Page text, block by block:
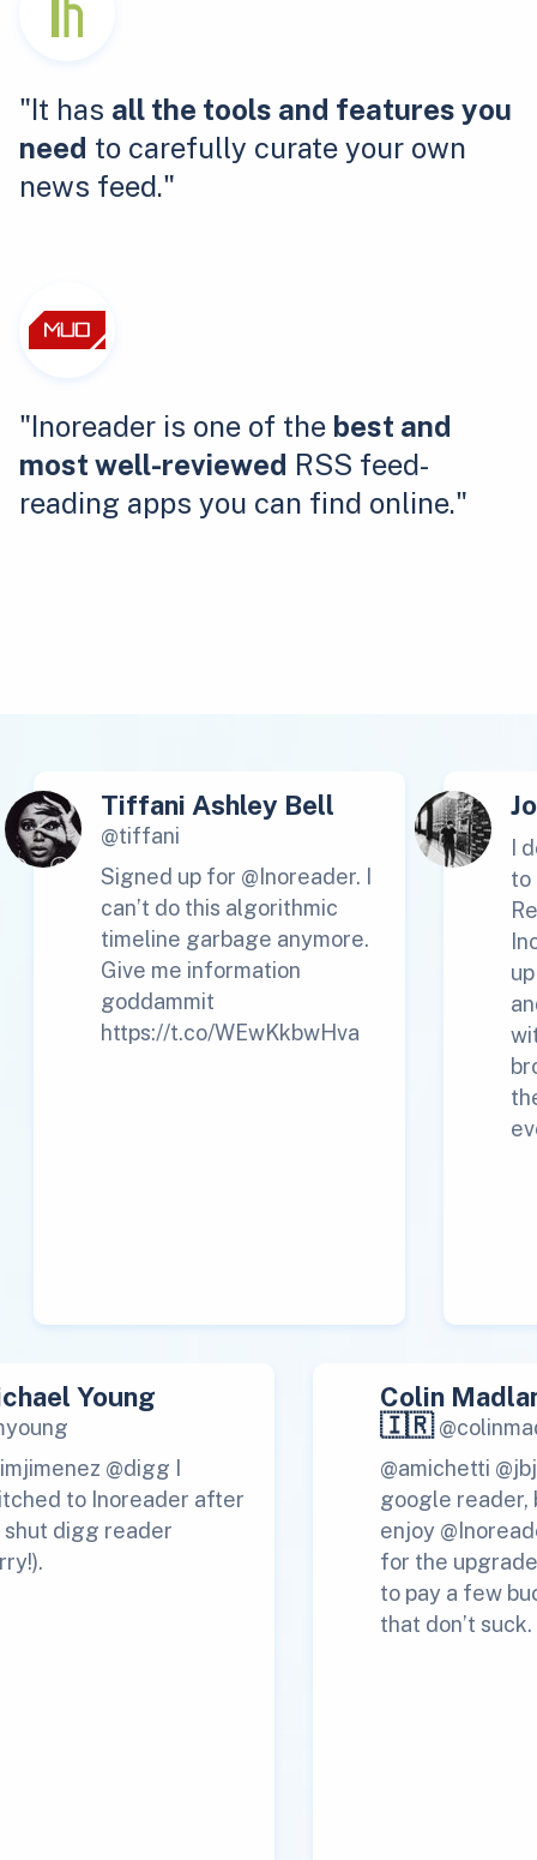
"It has all the tools and features you
need to carefully curate your own
news feed."
"Inoreader is one of the best and
most well-reviewed RSS feed-
reading apps you can find online."
Tiffani Ashley Bell
@tiffani
Signed up for @Inoreader. I
can’t do this algorithmic
timeline garbage anymore.
Give me information
goddammit
https://t.co/WEwKkbwHva
I
to
Young
@digg I
to Inoreader after
shut digg reader
Colin
🇮🇷
@amichetti
google reader,
enjoy
for the
to pay a few
that don’t suck.